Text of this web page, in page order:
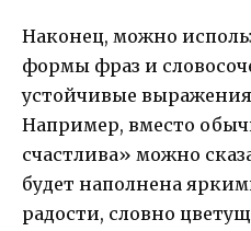
Наконец, можно
формы фраз и
устойчивые
Например, вместо
счастлива» можно
будет наполнена
радости, словно